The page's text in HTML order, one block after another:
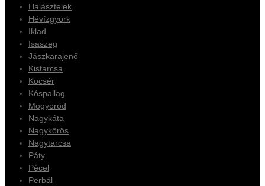
Halásztelek
Hévízgyörk
Iklad
Isaszeg
Jászkarajenő
Kistarcsa
Kocsér
Kóspallag
Mogyoród
Nagykáta
Nagykőrös
Nagytarcsa
Páty
Pécel
Perbál